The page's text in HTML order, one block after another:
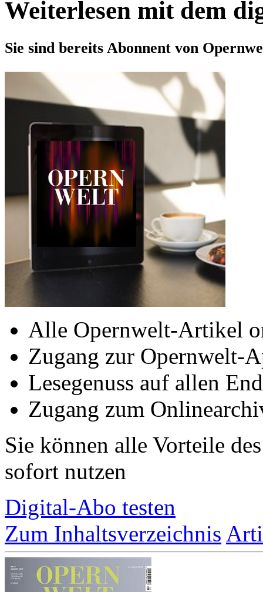
Weiterlesen mit dem
Sie sind bereits Abonnent von
Alle Opernwelt-Artikel
Zugang zur Opernwelt-
Lesegenuss auf allen
Zugang zum
Sie können alle Vorteile
sofort nutzen
Digital-Abo testen
Zum Inhaltsverzeichnis